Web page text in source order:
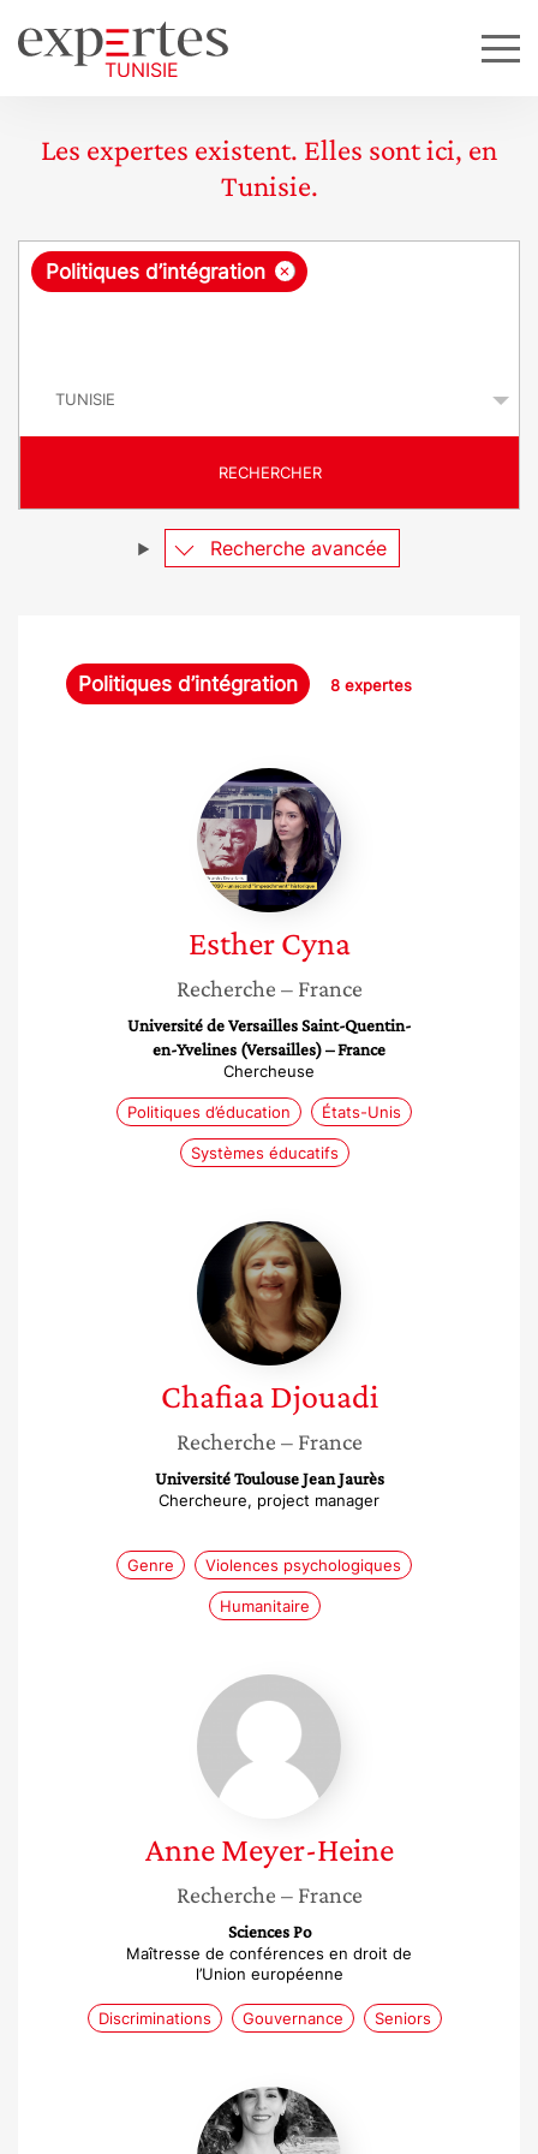
Les expertes existent. Elles sont ici, en
Tunisie.
R
ê
e
×
Politiques d’intégration
RECHERCHER
Recherche avancée
Politiques d’intégration 8 expertes
Esther
Cyna
Esther Cyna
Recherche – France
Université de Versailles Saint-Quentin-
en-Yvelines (Versailles) – France
Chercheuse
Politiques d’éducation États-Unis
Systèmes éducatifs
Chafiaa
Djouadi
Chafiaa Djouadi
Recherche – France
Université Toulouse Jean Jaurès
Chercheure, project manager
Genre Violences psychologiques
Humanitaire
Anne
Meyer-
Heine
Anne Meyer-Heine
Recherche – France
Sciences Po
Maîtresse de conférences en droit de
l’Union européenne
Discriminations Gouvernance Seniors
Anissa
Djabi